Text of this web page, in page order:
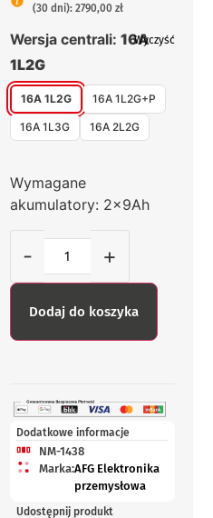
(30 dni): 2790,00 zł
Wersja centrali: 16A
1L2G
16A 1L2G 16A 1L2G+P
16A 1L3G 16A 2L2G
Wyczyść
Wymagane
akumulatory: 2x9Ah
- +
Dodaj do koszyka
Dodatkowe informacje
NM-1438
Marka:AFG Elektronika
przemysłowa
Udostępnij produkt